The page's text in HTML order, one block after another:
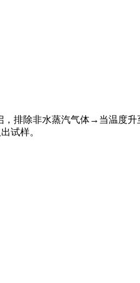
排除非水蒸汽气体→当温度
试样。